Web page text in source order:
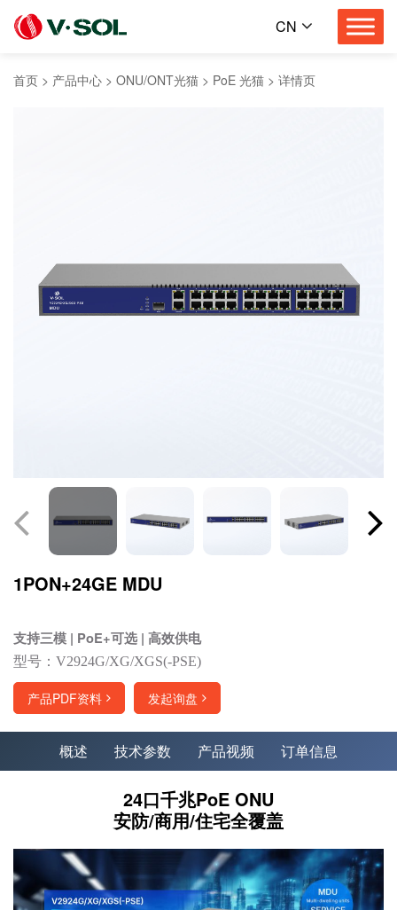
CN
首页 > 产品中心 > ONU/ONT光猫 > PoE 光猫 > 详情页
1PON+24GE MDU
支持三模 | PoE+可选 | 高效供电
型号：V2924G/XG/XGS(-PSE)
产品PDF资料 发起询盘
概述 技术参数 产品视频 订单信息
24口千兆PoE ONU
安防/商用/住宅全覆盖